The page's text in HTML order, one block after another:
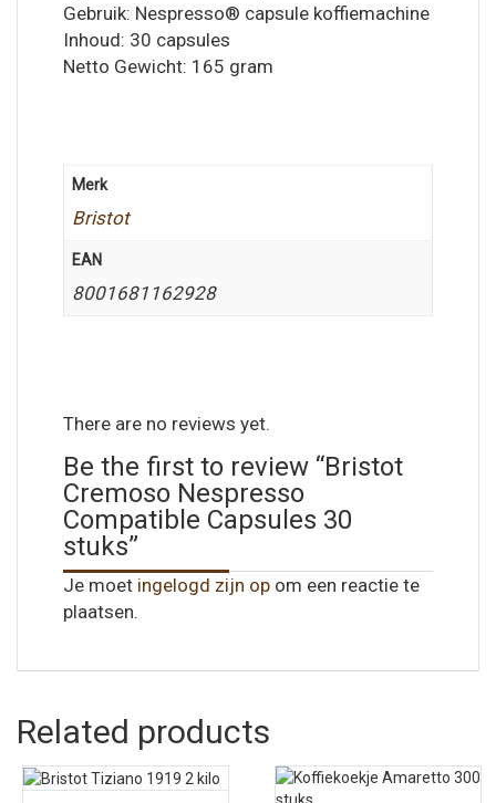
Gebruik: Nespresso® capsule koffiemachine
Inhoud: 30 capsules
Netto Gewicht: 165 gram
Merk
Bristot
EAN
8001681162928
There are no reviews yet.
Be the first to review “Bristot
Cremoso Nespresso
Compatible Capsules 30
stuks”
Je moet ingelogd zijn op om een reactie te
plaatsen.
Related products